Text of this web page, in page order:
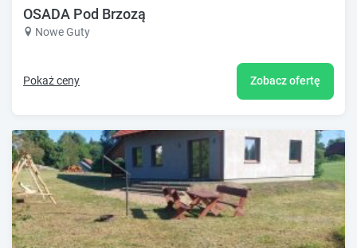
OSADA Pod Brzozą
Nowe Guty
Pokaż ceny Zobacz ofertę